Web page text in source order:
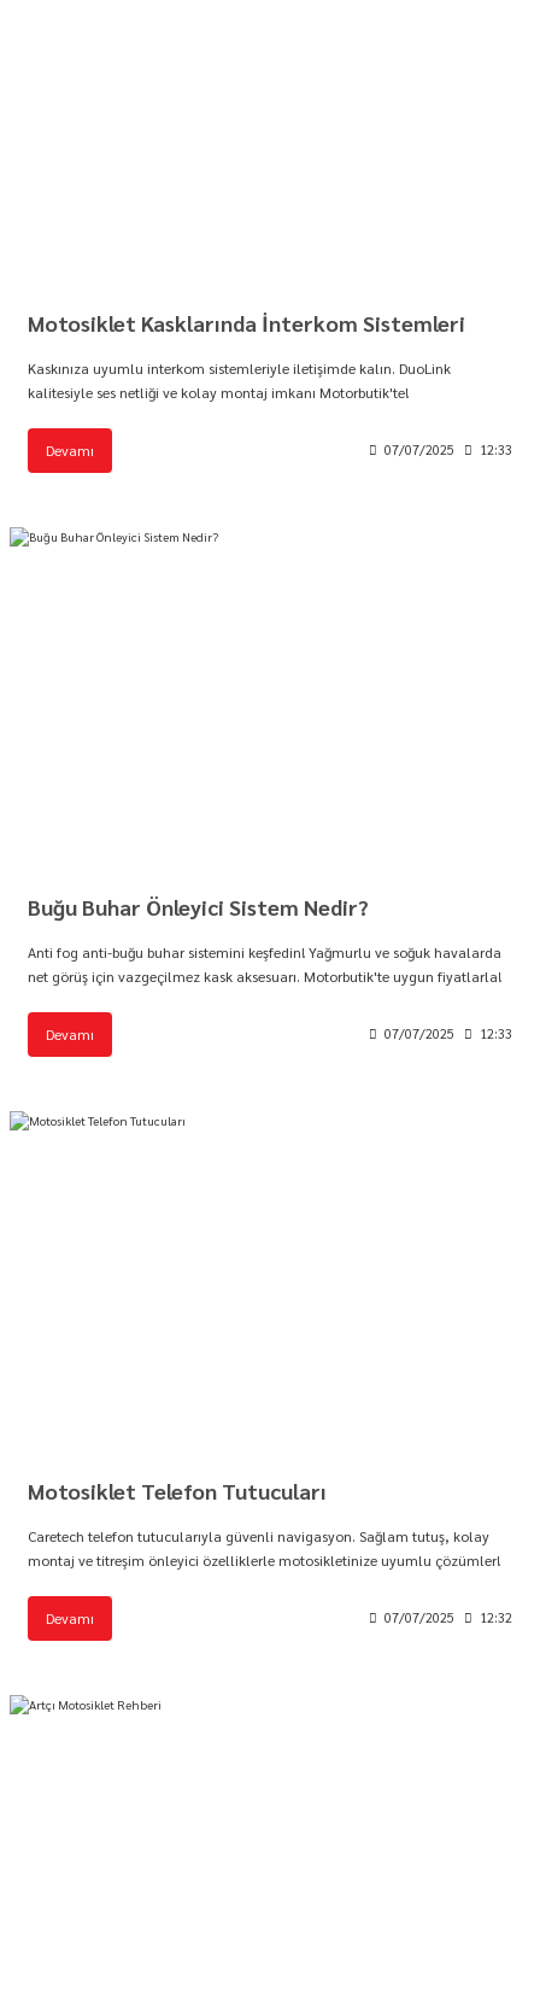
Motosiklet Kasklarında İnterkom Sistemleri
Kaskınıza uyumlu interkom sistemleriyle iletişimde kalın. DuoLink
kalitesiyle ses netliği ve kolay montaj imkanı Motorbutik'te!
Devamı 07/07/2025 12:33
Buğu Buhar Önleyici Sistem Nedir?
Anti fog anti-buğu buhar sistemini keşfedin! Yağmurlu ve soğuk havalarda
net görüş için vazgeçilmez kask aksesuarı. Motorbutik'te uygun fiyatlarla!
Devamı 07/07/2025 12:33
Motosiklet Telefon Tutucuları
Caretech telefon tutucularıyla güvenli navigasyon. Sağlam tutuş, kolay
montaj ve titreşim önleyici özelliklerle motosikletinize uyumlu çözümler!
Devamı 07/07/2025 12:32